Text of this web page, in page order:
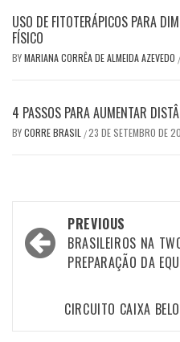
USO DE FITOTERÁPICOS PARA
FÍSICO
BYMARIANA CORRÊA DE ALMEIDA AZEVEDO /
4 PASSOS PARA AUMENTAR
BYCORRE BRASIL /23 DE SETEMBRO DE
Post
navigation
PREVIOUS
BRASILEIROS NA
PREPARAÇÃO DA
CIRCUITO CAIXA